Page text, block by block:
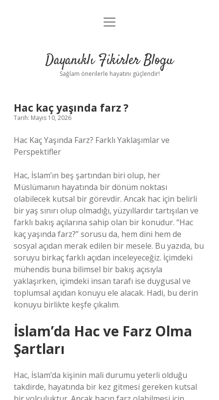
Anasayfa
Yasal Uyarı
menüyü
Dayanıklı Fikirler Blogu
Sağlam önerilerle hayatını güçlendir!
Hac kaç yaşında farz ?
Tarih: Mayıs 10, 2026
Hac Kaç Yaşında Farz? Farklı Yaklaşımlar ve
Perspektifler
Hac, İslam’ın beş şartından biri olup, her
Müslümanın hayatında bir dönüm noktası
olabilecek kutsal bir görevdir. Ancak hac için belirli
bir yaş sınırı olup olmadığı, yüzyıllardır tartışılan ve
farklı bakış açılarına sahip olan bir konudur. “Hac
kaç yaşında farz?” sorusu da, hem dini hem de
sosyal açıdan merak edilen bir mesele. Bu yazıda, bu
soruyu birkaç farklı açıdan inceleyeceğiz. İçimdeki
mühendis buna bilimsel bir bakış açısıyla
yaklaşırken, içimdeki insan tarafı ise duygusal ve
toplumsal açıdan konuyu ele alacak. Hadi, bu derin
konuyu birlikte keşfe çıkalım.
İslam’da Hac ve Farz Olma
Şartları
Hac, İslam’da kişinin mali durumu yeterli olduğu
takdirde, hayatında bir kez gitmesi gereken kutsal